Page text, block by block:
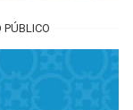
PÚBLICO